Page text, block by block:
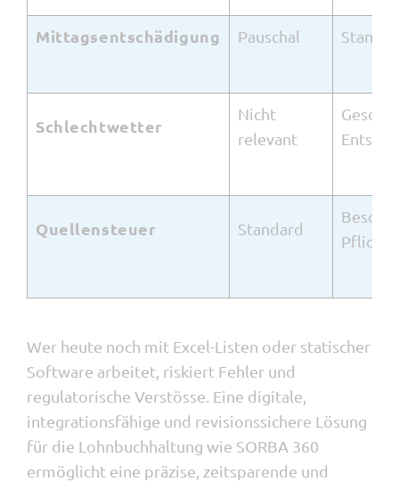
Mittagsentschädigung Pauschal
Schlechtwetter
Nicht
relevant
Quellensteuer Standard
Wer heute noch mit Excel-Listen oder statischer
Software arbeitet, riskiert Fehler und
regulatorische Verstösse. Eine digitale,
integrationsfähige und revisionssichere Lösung
für die Lohnbuchhaltung wie SORBA 360
ermöglicht eine präzise, zeitsparende und